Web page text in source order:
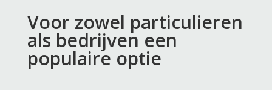
Voor zowel particulieren
als bedrijven een
populaire optie